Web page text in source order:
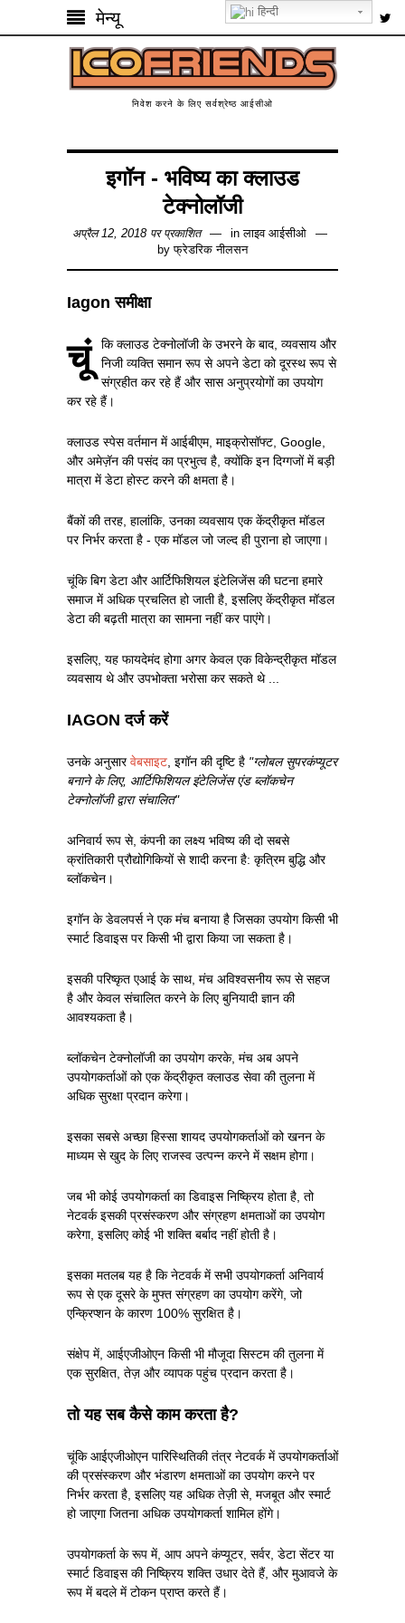
मेन्यू
निवेश करने के लिए सर्वश्रेष्ठ आईसीओ
इगॉन - भविष्य का क्लाउड
टेक्नोलॉजी
अप्रैल 12, 2018 पर प्रकाशित inलाइव आईसीओ
byफ्रेडरिक नीलसन
Iagon समीक्षा
चूंकि क्लाउड टेक्नोलॉजी के उभरने के बाद, व्यवसाय और
निजी व्यक्ति समान रूप से अपने डेटा को दूरस्थ रूप से
संग्रहीत कर रहे हैं और सास अनुप्रयोगों का उपयोग
कर रहे हैं।
क्लाउड स्पेस वर्तमान में आईबीएम, माइक्रोसॉफ्ट, Google,
और अमेज़ॅन की पसंद का प्रभुत्व है, क्योंकि इन दिग्गजों में बड़ी
मात्रा में डेटा होस्ट करने की क्षमता है।
बैंकों की तरह, हालांकि, उनका व्यवसाय एक केंद्रीकृत मॉडल
पर निर्भर करता है - एक मॉडल जो जल्द ही पुराना हो जाएगा।
चूंकि बिग डेटा और आर्टिफिशियल इंटेलिजेंस की घटना हमारे
समाज में अधिक प्रचलित हो जाती है, इसलिए केंद्रीकृत मॉडल
डेटा की बढ़ती मात्रा का सामना नहीं कर पाएंगे।
इसलिए, यह फायदेमंद होगा अगर केवल एक विकेन्द्रीकृत मॉडल
व्यवसाय थे और उपभोक्ता भरोसा कर सकते थे ...
IAGON दर्ज करें
उनके अनुसारवेबसाइट, इगॉन की दृष्टि है "ग्लोबल सुपरकंप्यूटर
बनाने के लिए, आर्टिफिशियल इंटेलिजेंस एंड ब्लॉकचेन
टेक्नोलॉजी द्वारा संचालित"
अनिवार्य रूप से, कंपनी का लक्ष्य भविष्य की दो सबसे
क्रांतिकारी प्रौद्योगिकियों से शादी करना है: कृत्रिम बुद्धि और
ब्लॉकचेन।
इगॉन के डेवलपर्स ने एक मंच बनाया है जिसका उपयोग किसी भी
स्मार्ट डिवाइस पर किसी भी द्वारा किया जा सकता है।
इसकी परिष्कृत एआई के साथ, मंच अविश्वसनीय रूप से सहज
है और केवल संचालित करने के लिए बुनियादी ज्ञान की
आवश्यकता है।
ब्लॉकचेन टेक्नोलॉजी का उपयोग करके, मंच अब अपने
उपयोगकर्ताओं को एक केंद्रीकृत क्लाउड सेवा की तुलना में
अधिक सुरक्षा प्रदान करेगा।
इसका सबसे अच्छा हिस्सा शायद उपयोगकर्ताओं को खनन के
माध्यम से खुद के लिए राजस्व उत्पन्न करने में सक्षम होगा।
जब भी कोई उपयोगकर्ता का डिवाइस निष्क्रिय होता है, तो
नेटवर्क इसकी प्रसंस्करण और संग्रहण क्षमताओं का उपयोग
करेगा, इसलिए कोई भी शक्ति बर्बाद नहीं होती है।
इसका मतलब यह है कि नेटवर्क में सभी उपयोगकर्ता अनिवार्य
रूप से एक दूसरे के मुफ्त संग्रहण का उपयोग करेंगे, जो
एन्क्रिप्शन के कारण 100% सुरक्षित है।
संक्षेप में, आईएजीओएन किसी भी मौजूदा सिस्टम की तुलना में
एक सुरक्षित, तेज़ और व्यापक पहुंच प्रदान करता है।
तो यह सब कैसे काम करता है?
चूंकि आईएजीओएन पारिस्थितिकी तंत्र नेटवर्क में उपयोगकर्ताओं
की प्रसंस्करण और भंडारण क्षमताओं का उपयोग करने पर
निर्भर करता है, इसलिए यह अधिक तेज़ी से, मजबूत और स्मार्ट
हो जाएगा जितना अधिक उपयोगकर्ता शामिल होंगे।
उपयोगकर्ता के रूप में, आप अपने कंप्यूटर, सर्वर, डेटा सेंटर या
स्मार्ट डिवाइस की निष्क्रिय शक्ति उधार देते हैं, और मुआवजे के
रूप में बदले में टोकन प्राप्त करते हैं।
हिन्दी